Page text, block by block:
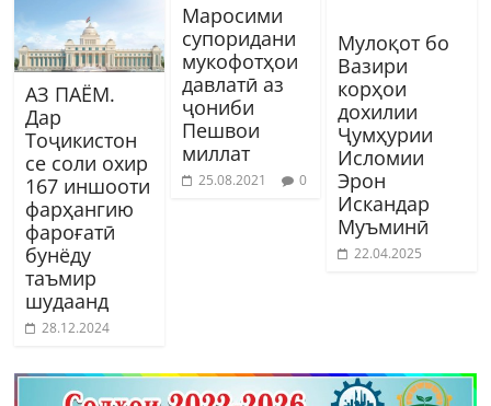
АЗ ПАЁМ.
Дар
Тоҷикистон
се соли охир
167 иншооти
фарҳангию
фароғатӣ
бунёду
таъмир
шудаанд
28.12.2024
Маросими
супоридани
мукофотҳои
давлатӣ аз
ҷониби
Пешвои
миллат
25.08.2021 0
Мулоқот бо
Вазири
корҳои
дохилии
Ҷумҳурии
Исломии
Эрон
Искандар
Муъминӣ
22.04.2025